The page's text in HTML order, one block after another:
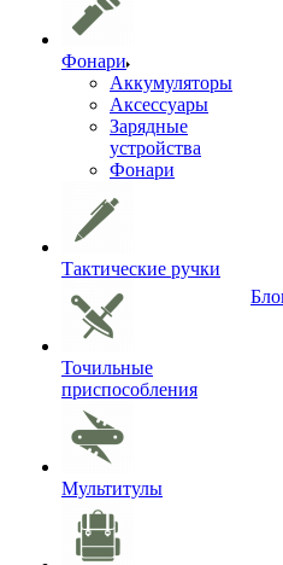
Фонари
Аккумуляторы
Аксессуары
Зарядные
устройства
Фонари
Тактические ручки
Точильные
приспособления
Мультитулы